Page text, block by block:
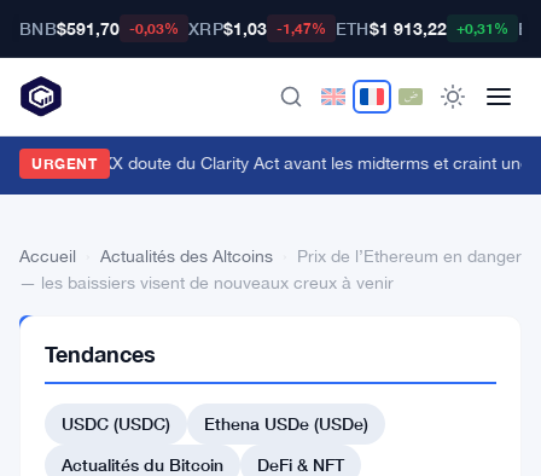
BNB$591,70 -0,03% XRP$1,03 -1,47% ETH$1 913,22 +0,31%
URGENT
cadre d'OKX doute du Clarity Act avant les midterms et craint une
Accueil Actualités des Altcoins
Prix de l’Ethereum en danger
— les baissiers visent de nouveaux creux à venir
DES
ALTCOINS
Prix
Tendances
USDC (USDC)
Ethena USDe (USDe)
Actualités du Bitcoin
DeFi & NFT